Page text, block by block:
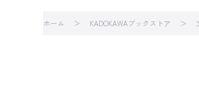
ホーム KADOKAWAブックストア